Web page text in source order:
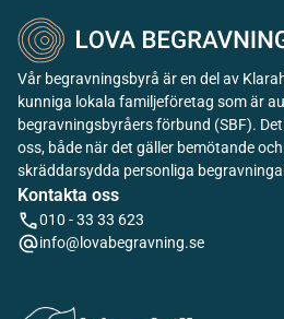
Vår begravningsbyrå är en del av
kunniga lokala familjeföretag som är
begravningsbyråers förbund (SBF).
oss, både när det gäller bemötande
skräddarsydda personliga
Kontakta oss
010 - 33 33 623
info@lovabegravning.se